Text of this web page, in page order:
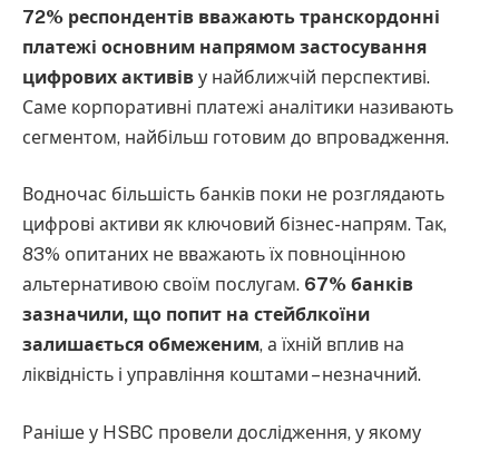
72% респондентів вважають транскордонні
платежі основним напрямом застосування
цифрових активів у найближчій перспективі.
Саме корпоративні платежі аналітики називають
сегментом, найбільш готовим до впровадження.
Водночас більшість банків поки не розглядають
цифрові активи як ключовий бізнес-напрям. Так,
83% опитаних не вважають їх повноцінною
альтернативою своїм послугам. 67% банків
зазначили, що попит на стейблкоїни
залишається обмеженим, а їхній вплив на
ліквідність і управління коштами – незначний.
Раніше у HSBC провели дослідження, у якому